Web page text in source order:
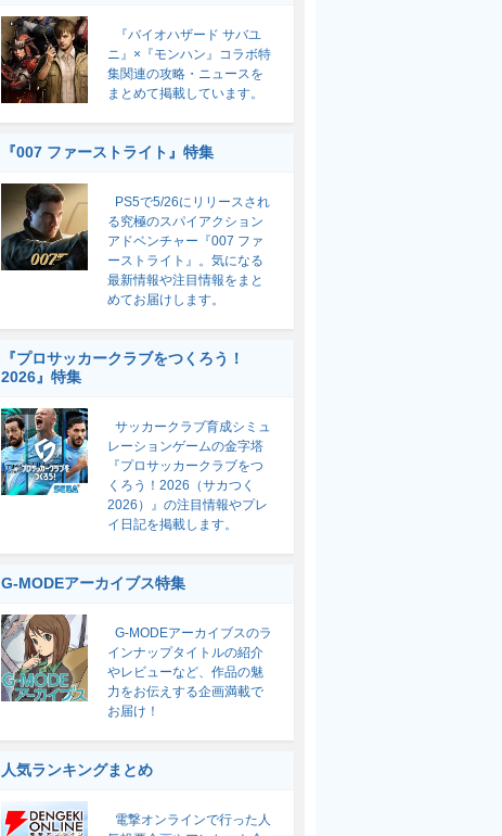
『バイオハザード サバユ
ニ』×『モンハン』コラボ特
集関連の攻略・ニュースを
まとめて掲載しています。
『007 ファーストライト』特集
PS5で5/26にリリースされ
る究極のスパイアクション
アドベンチャー『007 ファ
ーストライト』。気になる
最新情報や注目情報をまと
めてお届けします。
『プロサッカークラブをつくろう！
2026』特集
サッカークラブ育成シミュ
レーションゲームの金字塔
『プロサッカークラブをつ
くろう！2026（サカつく
2026）』の注目情報やプレ
イ日記を掲載します。
G-MODEアーカイブス特集
G-MODEアーカイブスのラ
インナップタイトルの紹介
やレビューなど、作品の魅
力をお伝えする企画満載で
お届け！
人気ランキングまとめ
電撃オンラインで行った人